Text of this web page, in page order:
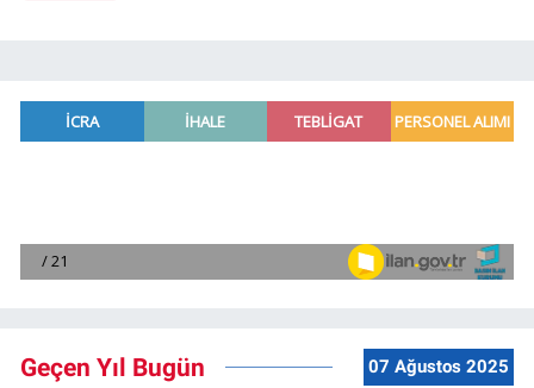
Geçen Yıl Bugün 07 Ağustos 2025